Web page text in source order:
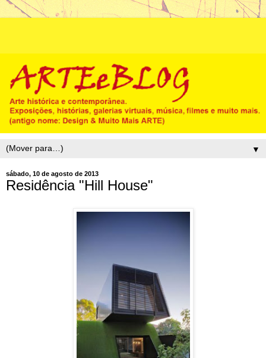
▼
sábado, 10 de agosto de 2013
Residência "Hill House"